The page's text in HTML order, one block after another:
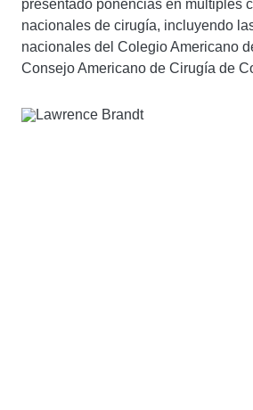
presentado ponencias en múltiples
nacionales de cirugía, incluyendo
nacionales del Colegio Americano
Consejo Americano de Cirugía de